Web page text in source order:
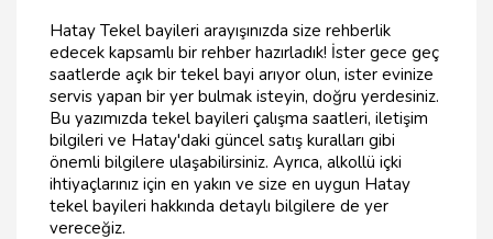
Hatay Tekel bayileri arayışınızda size rehberlik
edecek kapsamlı bir rehber hazırladık! İster gece geç
saatlerde açık bir tekel bayi arıyor olun, ister evinize
servis yapan bir yer bulmak isteyin, doğru yerdesiniz.
Bu yazımızda tekel bayileri çalışma saatleri, iletişim
bilgileri ve Hatay'daki güncel satış kuralları gibi
önemli bilgilere ulaşabilirsiniz. Ayrıca, alkollü içki
ihtiyaçlarınız için en yakın ve size en uygun Hatay
tekel bayileri hakkında detaylı bilgilere de yer
vereceğiz.